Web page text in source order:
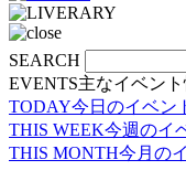
SEARCH
EVENTS主なイベン
TODAY今日のイベン
THIS WEEK今週のイ
THIS MONTH今月の